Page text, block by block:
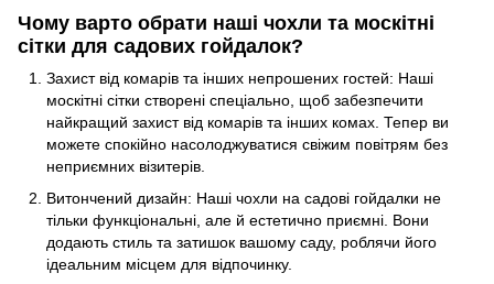
Чому варто обрати наші чохли та москітні
сітки для садових гойдалок?
Захист від комарів та інших непрошених гостей: Наші
москітні сітки створені спеціально, щоб забезпечити
найкращий захист від комарів та інших комах. Тепер ви
можете спокійно насолоджуватися свіжим повітрям без
неприємних візитерів.
Витончений дизайн: Наші чохли на садові гойдалки не
тільки функціональні, але й естетично приємні. Вони
додають стиль та затишок вашому саду, роблячи його
ідеальним місцем для відпочинку.